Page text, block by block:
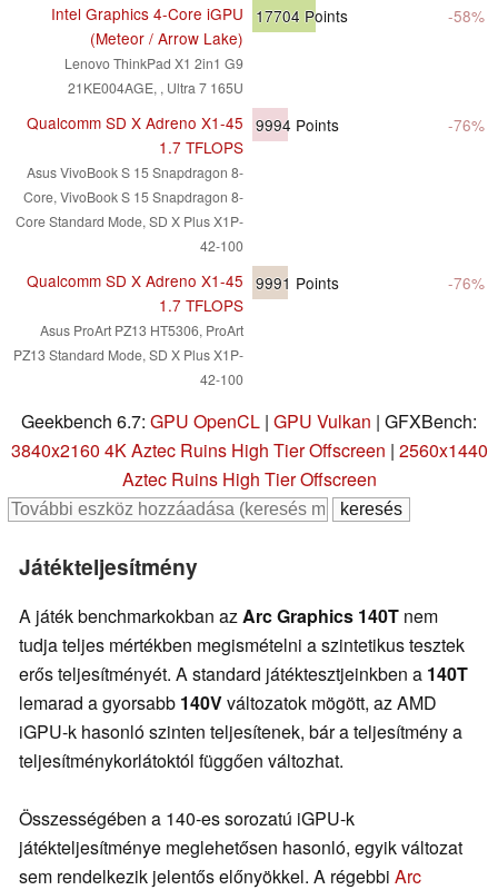
Intel Graphics 4-Core iGPU
(Meteor / Arrow Lake)
Lenovo ThinkPad X1 2in1 G9
21KE004AGE, , Ultra 7 165U
17704 Points -58%
Qualcomm SD X Adreno X1-45
1.7 TFLOPS
Asus VivoBook S 15 Snapdragon 8-
Core, VivoBook S 15 Snapdragon 8-
Core Standard Mode, SD X Plus X1P-
42-100
9994 Points -76%
Qualcomm SD X Adreno X1-45
1.7 TFLOPS
Asus ProArt PZ13 HT5306, ProArt
PZ13 Standard Mode, SD X Plus X1P-
42-100
9991 Points -76%
Geekbench 6.7: GPU OpenCL | GPU Vulkan | GFXBench:
3840x2160 4K Aztec Ruins High Tier Offscreen | 2560x1440
Aztec Ruins High Tier Offscreen
Játékteljesítmény
A játék benchmarkokban azArc Graphics 140T nem
tudja teljes mértékben megismételni a szintetikus tesztek
erős teljesítményét. A standard játéktesztjeinkben a 140T
lemarad a gyorsabb 140Vváltozatok mögött, az AMD
iGPU-k hasonló szinten teljesítenek, bár a teljesítmény a
teljesítménykorlátoktól függően változhat.
Összességében a 140-es sorozatú iGPU-k
játékteljesítménye meglehetősen hasonló, egyik változat
sem rendelkezik jelentős előnyökkel. A régebbi Arc